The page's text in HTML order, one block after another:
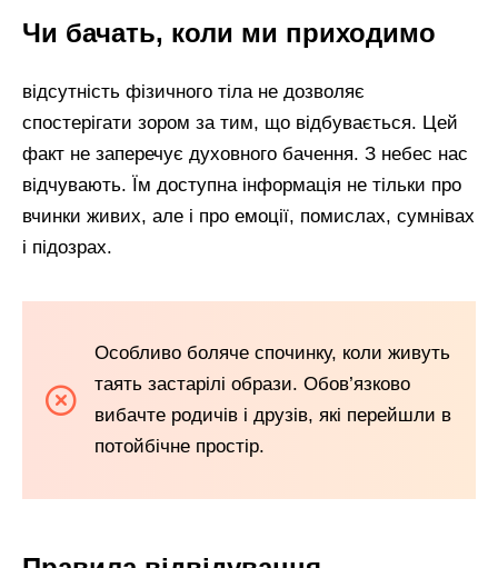
Чи бачать, коли ми приходимо
відсутність фізичного тіла не дозволяє
спостерігати зором за тим, що відбувається. Цей
факт не заперечує духовного бачення. З небес нас
відчувають. Їм доступна інформація не тільки про
вчинки живих, але і про емоції, помислах, сумнівах
і підозрах.
Особливо боляче спочинку, коли живуть
таять застарілі образи. Обов’язково
вибачте родичів і друзів, які перейшли в
потойбічне простір.